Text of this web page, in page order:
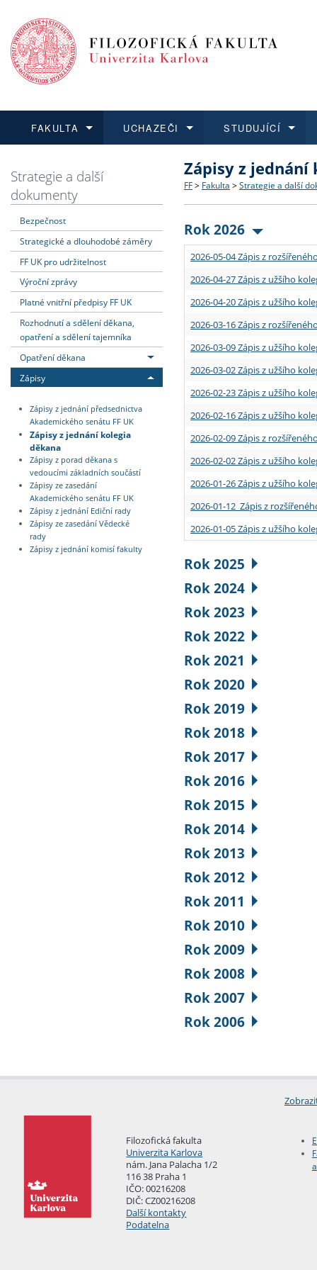
FAKULTA
Dozvědět se více
Struktura a historie
Strategie a další
Podpora a benefity pro
Absolventi fakulty
UCHAZEČI
Podat přihlášku
Co studovat a jak se
Učitelské studijní
Informace k průběhu
STUDUJÍCÍ
Dozvědět se více
Bakalářské a magisterské
Doktorské studium
Rigorózní řízení
Dozvědět se více
O vědě a výzkumu na FF
Akademické kvalifikace
Granty a projekty
Dozvědět se více
Aktuální nabídky a
Vyjíždějící studenti
Přijíždějící studenti
Vyjíždějící zaměstnanci
Strategie a další
dokumenty
Bezpečnost
Strategické a dlouhodobé záměry
FF UK pro udržitelnost
Výroční zprávy
Platné vnitřní předpisy FF UK
Rozhodnutí a sdělení děkana,
opatření a sdělení tajemníka
Opatření děkana
Zápisy
Zápisy z jednání předsednictva
Akademického senátu FF UK
Zápisy z jednání kolegia
děkana
Zápisy z porad děkana s
vedoucími základních součástí
Zápisy ze zasedání
Akademického senátu FF UK
Zápisy z jednání Ediční rady
Zápisy ze zasedání Vědecké
rady
Zápisy z jednání komisí fakulty
Zápisy z jednání
FF > Fakulta > Strategie a další
Rok 2026
2026-05-04 Zápis z
2026-04-27 Zápis z užšího
2026-04-20 Zápis z užšího
2026-03-16 Zápis z
2026-03-09 Zápis z užšího
2026-03-02 Zápis z užšího
2026-02-23 Zápis z užšího
2026-02-16 Zápis z užšího
2026-02-09 Zápis z
2026-02-02 Zápis z užšího
2026-01-26 Zápis z užšího
2026-01-12 Zápis z
2026-01-05 Zápis z užšího
Rok 2025
Rok 2024
Rok 2023
Rok 2022
Rok 2021
Rok 2020
Rok 2019
Rok 2018
Rok 2017
Rok 2016
Rok 2015
Rok 2014
Rok 2013
Rok 2012
Rok 2011
Rok 2010
Rok 2009
Rok 2008
Rok 2007
Rok 2006
Filozofická fakulta
Univerzita Karlova
nám. Jana Palacha 1/2
116 38 Praha 1
IČO: 00216208
DIČ: CZ00216208
Další kontakty
Podatelna